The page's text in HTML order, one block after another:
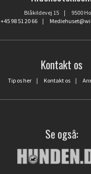
Blåkildevej 15 | 9500
+45 98 51 20 66|
Kontakt os
Tip os her | Kontakt os |
Se også: